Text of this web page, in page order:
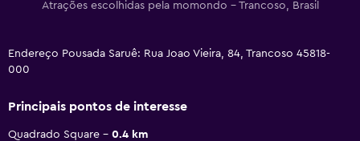
Atrações escolhidas pela momondo - Trancoso, Brasil
Endereço Pousada Saruê: Rua Joao Vieira, 84, Trancoso 45818-
000
Principais pontos de interesse
Quadrado Square
0.4 km